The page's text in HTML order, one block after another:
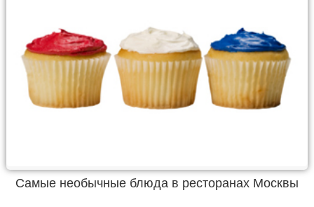
Самые необычные блюда в ресторанах Москвы